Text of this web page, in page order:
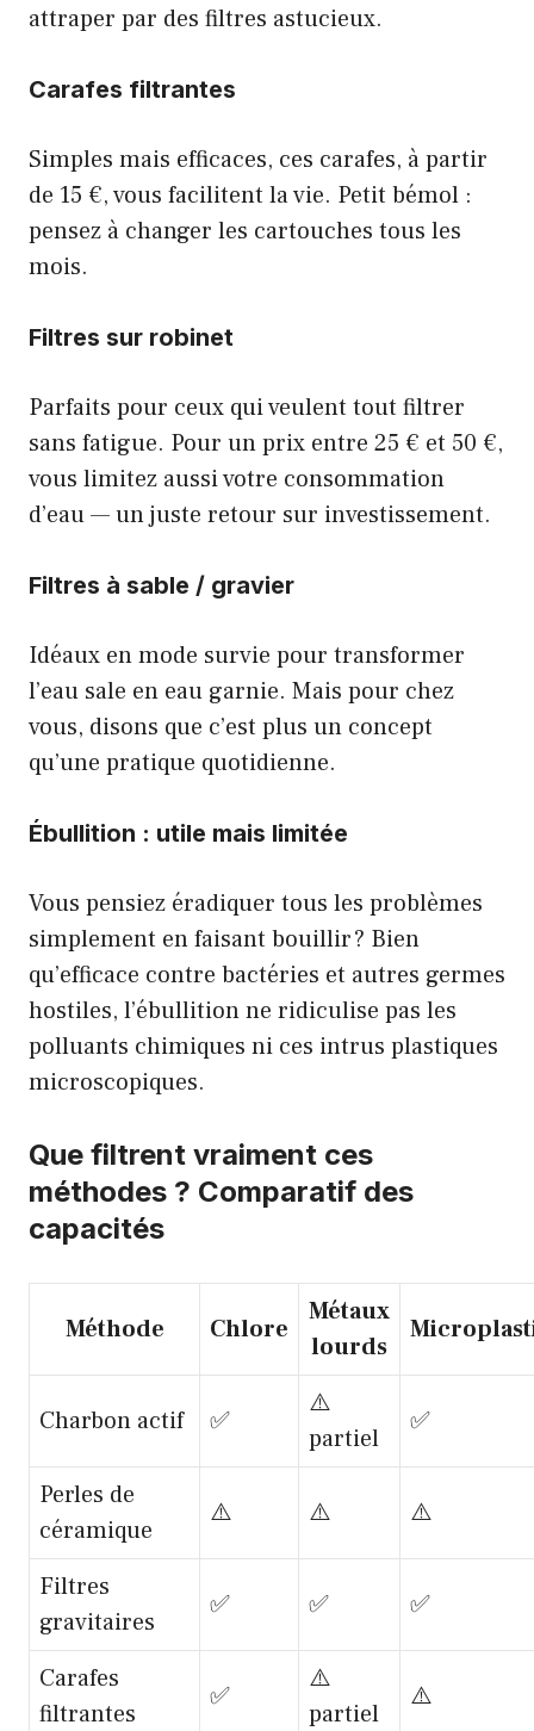
attraper par des filtres astucieux.
Carafes filtrantes
Simples mais efficaces, ces carafes, à partir
de 15 €, vous facilitent la vie. Petit bémol :
pensez à changer les cartouches tous les
mois.
Filtres sur robinet
Parfaits pour ceux qui veulent tout filtrer
sans fatigue. Pour un prix entre 25 € et 50 €,
vous limitez aussi votre consommation
d’eau — un juste retour sur investissement.
Filtres à sable / gravier
Idéaux en mode survie pour transformer
l’eau sale en eau garnie. Mais pour chez
vous, disons que c’est plus un concept
qu’une pratique quotidienne.
Ébullition : utile mais limitée
Vous pensiez éradiquer tous les problèmes
simplement en faisant bouillir ? Bien
qu’efficace contre bactéries et autres germes
hostiles, l’ébullition ne ridiculise pas les
polluants chimiques ni ces intrus plastiques
microscopiques.
Que filtrent vraiment ces
méthodes ? Comparatif des
capacités
Méthode Chlore
Métaux
lourds
Charbon actif ✅
⚠️
partiel
✅
Perles de
céramique
⚠️ ⚠️ ⚠️
Filtres
gravitaires
✅ ✅ ✅
Carafes
filtrantes
✅
⚠️
partiel
⚠️